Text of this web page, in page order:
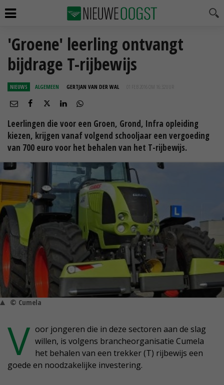
'Groene' leerling ontvangt
bijdrage T-rijbewijs
NIEUWS ALGEMEEN GERTJAN VAN DER WAL 01 FEB 2016 OM 16:32
Leerlingen die voor een Groen, Grond, Infra opleiding
kiezen, krijgen vanaf volgend schooljaar een vergoeding
van 700 euro voor het behalen van het T-rijbewijs.
© Cumela
V oor jongeren die in deze sectoren aan de slag
willen, is volgens brancheorganisatie Cumela
het behalen van een trekker (T) rijbewijs een
goede en noodzakelijke investering.